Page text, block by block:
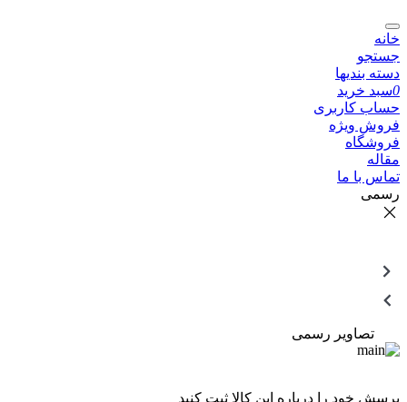
خانه
جستجو
دسته بندیها
0سبد خرید
حساب کاربری
فروش ویژه
فروشگاه
مقاله
تماس با ما
رسمی
تصاویر رسمی
پرسش خود را درباره این کالا ثبت کنید